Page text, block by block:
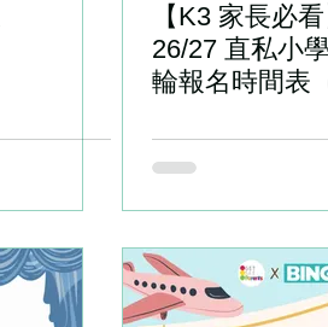
【K3 家長必看
26/27 直私小
輪報名時間表